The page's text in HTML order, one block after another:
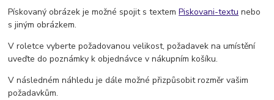
Pískovaný obrázek je možné spojit s textemPiskovani-textu nebo
s jiným obrázkem.
V roletce vyberte požadovanou velikost, požadavek na umístění
uveďte do poznámky k objednávce v nákupním košíku.
V následném náhledu je dále možné přizpůsobit rozměr vašim
požadavkům.